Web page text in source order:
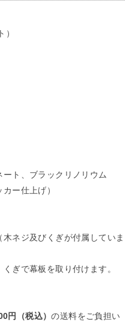
ト、ブラックリノリウム
ー仕上げ）
ネジ及びくぎが付属していま
ぎで幕板を取り付けます。
円（税込）の送料をご負担い